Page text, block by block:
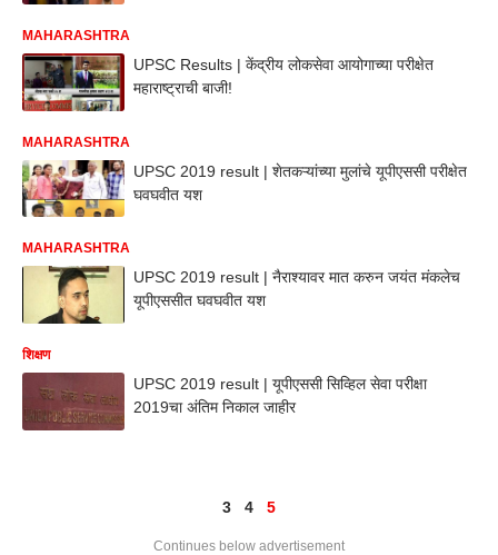
MAHARASHTRA
UPSC Results | केंद्रीय लोकसेवा आयोगाच्या परीक्षेत
महाराष्ट्राची बाजी!
MAHARASHTRA
UPSC 2019 result | शेतकऱ्यांच्या मुलांचे यूपीएससी परीक्षेत
घवघवीत यश
MAHARASHTRA
UPSC 2019 result | नैराश्यावर मात करुन जयंत मंकलेच
यूपीएससीत घवघवीत यश
शिक्षण
UPSC 2019 result | यूपीएससी सिव्हिल सेवा परीक्षा
2019चा अंतिम निकाल जाहीर
3 4 5
Continues below advertisement